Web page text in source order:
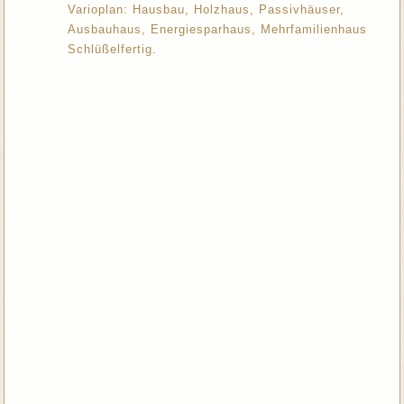
Varioplan: Hausbau, Holzhaus, Passivhäuser,
Ausbauhaus, Energiesparhaus, Mehrfamilienhaus
Schlüßelfertig.